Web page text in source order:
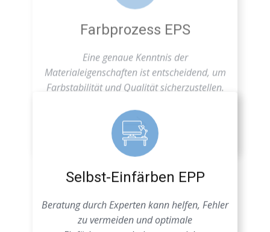
Selbst-Einfärben EPP
Beratung durch Experten kann helfen, Fehler
zu vermeiden und optimale